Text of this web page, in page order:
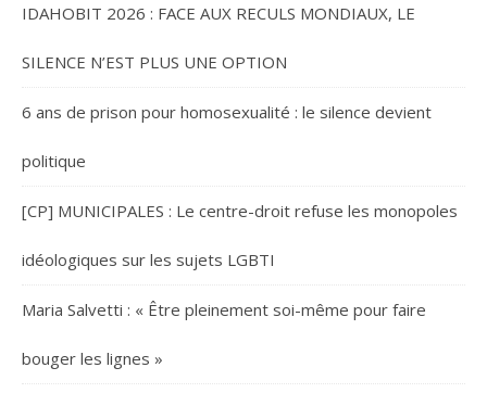
IDAHOBIT 2026 : FACE AUX RECULS MONDIAUX, LE
SILENCE N’EST PLUS UNE OPTION
6 ans de prison pour homosexualité : le silence devient
politique
[CP] MUNICIPALES : Le centre-droit refuse les monopoles
idéologiques sur les sujets LGBTI
Maria Salvetti : « Être pleinement soi-même pour faire
bouger les lignes »